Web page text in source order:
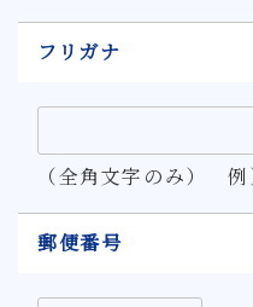
フリガナ
（全角文字のみ）
郵便番号